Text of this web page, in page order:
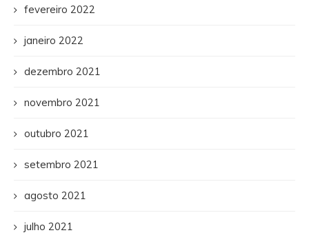
fevereiro 2022
janeiro 2022
dezembro 2021
novembro 2021
outubro 2021
setembro 2021
agosto 2021
julho 2021